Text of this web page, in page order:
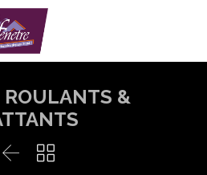
ROULANTS &
 